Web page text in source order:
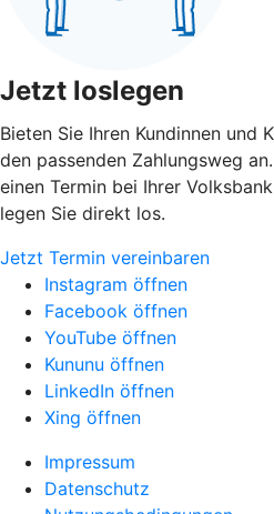
Jetzt loslegen
Bieten Sie Ihren Kundinnen und
den passenden Zahlungsweg
einen Termin bei Ihrer
legen Sie direkt los.
Jetzt Termin vereinbaren
Instagram öffnen
Facebook öffnen
YouTube öffnen
Kununu öffnen
LinkedIn öffnen
Xing öffnen
Impressum
Datenschutz